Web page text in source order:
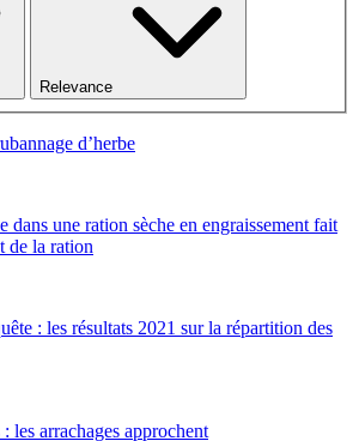
Relevance
d’herbe
dans une ration sèche en engraissement fait
de la ration
: les résultats 2021 sur la répartition des
les arrachages approchent